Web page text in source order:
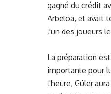
gagné du crédit
Arbeloa, et avait
l'un des joueurs
La préparation
importante pour
l'heure, Güler